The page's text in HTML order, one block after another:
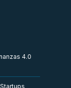
4.0
Startups